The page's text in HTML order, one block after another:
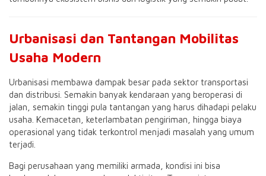
Urbanisasi dan Tantangan Mobilitas
Usaha Modern
Urbanisasi membawa dampak besar pada sektor transportasi
dan distribusi. Semakin banyak kendaraan yang beroperasi di
jalan, semakin tinggi pula tantangan yang harus dihadapi pelaku
usaha. Kemacetan, keterlambatan pengiriman, hingga biaya
operasional yang tidak terkontrol menjadi masalah yang umum
terjadi.
Bagi perusahaan yang memiliki armada, kondisi ini bisa